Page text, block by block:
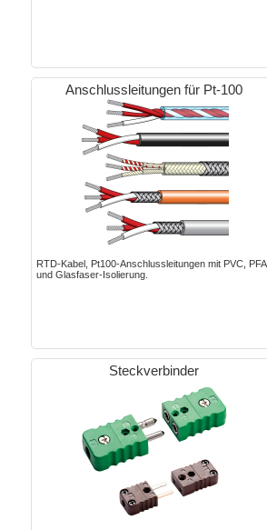
Anschlussleitungen für Pt-100
RTD-Kabel, Pt100-Anschlussleitungen mit PVC, PFA
und Glasfaser-Isolierung.
Steckverbinder